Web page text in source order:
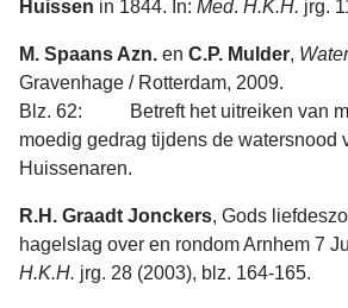
Huissen in 1844. In: Med. H.K.H. jrg.
M. Spaans Azn. en C.P. Mulder,
Gravenhage / Rotterdam, 2009.
Blz. 62: Betreft het uitreiken van
moedig gedrag tijdens de watersnood
Huissenaren.
R.H. Graadt Jonckers, Gods
hagelslag over en rondom Arnhem 7
H.K.H. jrg. 28 (2003), blz. 164-165.